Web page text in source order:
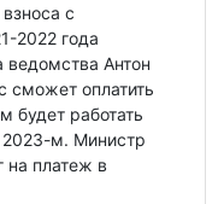
с
2022 года
ведомства Антон
сможет оплатить
будет работать
2023-м. Министр
на платеж в